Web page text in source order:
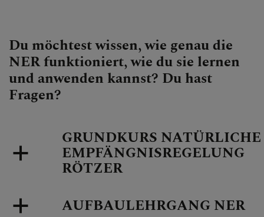
Du möchtest wissen, wie genau die
NER funktioniert, wie du sie lernen
und anwenden kannst? Du hast
Fragen?
GRUNDKURS NATÜRLICHE
EMPFÄNGNISREGELUNG
RÖTZER
AUFBAULEHRGANG NER